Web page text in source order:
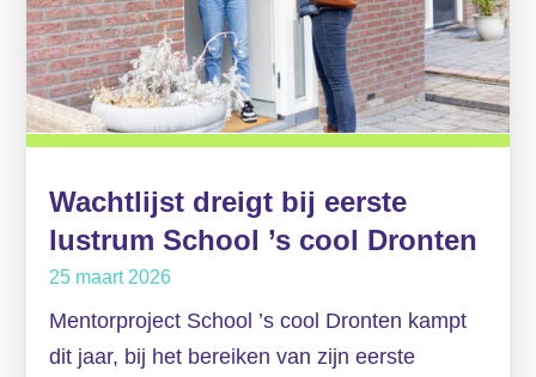
Wachtlijst dreigt bij eerste
lustrum School ’s cool Dronten
25 maart 2026
Mentorproject School ’s cool Dronten kampt
dit jaar, bij het bereiken van zijn eerste